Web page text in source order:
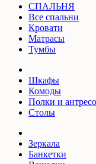
СПАЛЬНЯ
Все спальни
Кровати
Матрасы
Тумбы
Шкафы
Комоды
Полки и
Столы
Зеркала
Банкетки